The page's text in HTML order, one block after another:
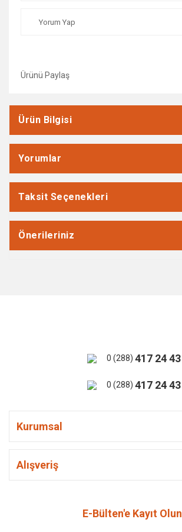
Yorum Yap
Ürünü Paylaş
Ürün Bilgisi
Yorumlar
Taksit Seçenekleri
Önerileriniz
0 (288) 417 24 43
0 (288) 417 24 43
Kurumsal
Alışveriş
E-Bülten'e Kayıt Olun